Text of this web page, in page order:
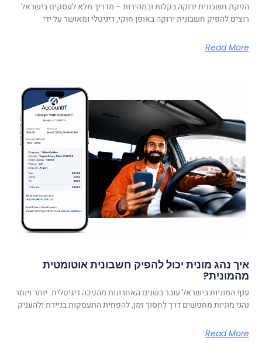
הפקת חשבונית ירוקה בקלות ובמהירות – מדריך מלא לעסקים בישראל
רוצים להפיק חשבונית ירוקה באופן חוקי, דיגיטלי ומאושר על ידי
Read More
איך נהג מונית יכול להפיק חשבונית אוטומטית
מהמונית?
ענף המוניות בישראל עובר בשנים האחרונות מהפכה דיגיטלית. יותר ויותר
נהגי מוניות מחפשים דרך לחסוך זמן, להפחית התעסקות בניירת ולהעניק
Read More